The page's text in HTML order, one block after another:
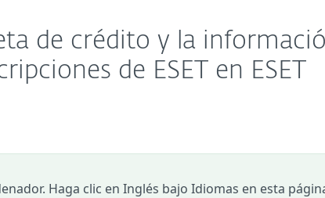
de crédito y la
de ESET en ESET
Haga clic en Inglés bajo Idiomas en esta